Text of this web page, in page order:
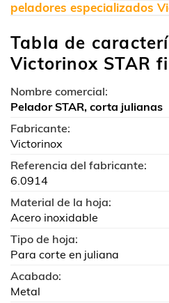
peladores especializados
Tabla de
Victorinox STAR
Nombre comercial:
Pelador STAR, corta julianas
Fabricante:
Victorinox
Referencia del fabricante:
6.0914
Material de la hoja:
Acero inoxidable
Tipo de hoja:
Para corte en juliana
Acabado:
Metal